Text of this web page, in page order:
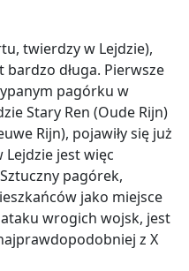
twierdzy w Lejdzie),
długa. Pierwsze
pagórku w
Stary Ren (Oude Rijn)
Rijn), pojawiły się już
Lejdzie jest więc
pagórek,
jako miejsce
wrogich wojsk, jest
z X